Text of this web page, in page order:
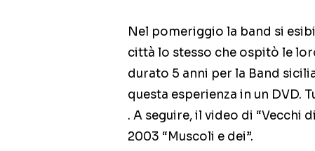
Nel pomeriggio la band si
città lo stesso che ospitò le
durato 5 anni per la Band
questa esperienza in un DVD.
. A seguire, il video di “Vecchi
2003 “Muscoli e dei”.